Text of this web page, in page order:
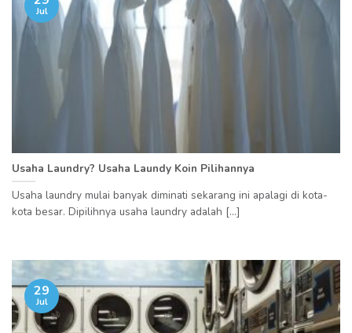
Usaha Laundry? Usaha Laundy Koin Pilihannya
Usaha laundry mulai banyak diminati sekarang ini apalagi di kota-
kota besar. Dipilihnya usaha laundry adalah [...]
Jul
29
Jul